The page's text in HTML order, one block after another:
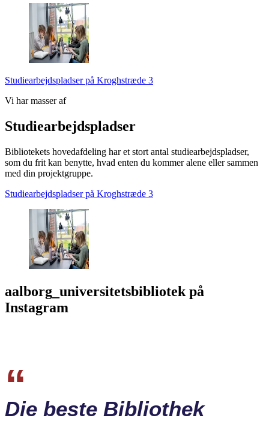
Studiearbejdspladser på Kroghstræde 3
Vi har masser af
Studie­arbejds­pladser
Bibliotekets hovedafdeling har et stort antal studiearbejdspladser,
som du frit kan benytte, hvad enten du kommer alene eller sammen
med din projektgruppe.
Studiearbejdspladser på Kroghstræde 3
aalborg_universitetsbibliotek på
Instagram
Die beste Bibliothek